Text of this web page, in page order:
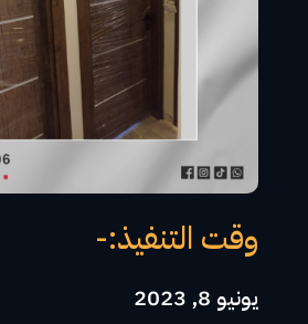
وقت التنفيذ:-
يونيو 8, 2023